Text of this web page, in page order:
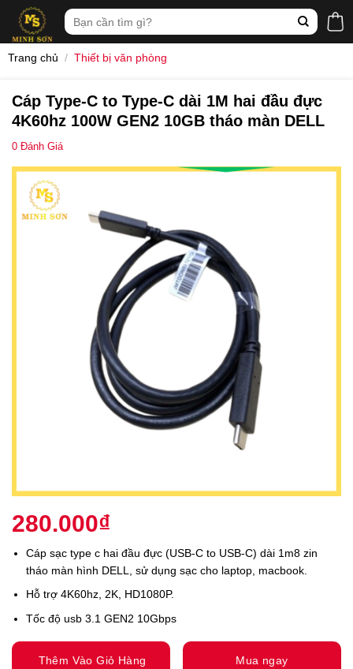
content
Tìm
kiếm:
Trang chủ / Thiết bị văn phòng
Cáp Type-C to Type-C dài 1M hai đầu đực
4K60hz 100W GEN2 10GB tháo màn DELL
0 Đánh Giá
280.000₫
Cáp sạc type c hai đầu đực (USB-C to USB-C) dài 1m8 zin
tháo màn hình DELL, sử dụng sạc cho laptop, macbook.
Hỗ trợ 4K60hz, 2K, HD1080P.
Tốc độ usb 3.1 GEN2 10Gbps
Thêm Vào Giỏ Hàng Mua ngay